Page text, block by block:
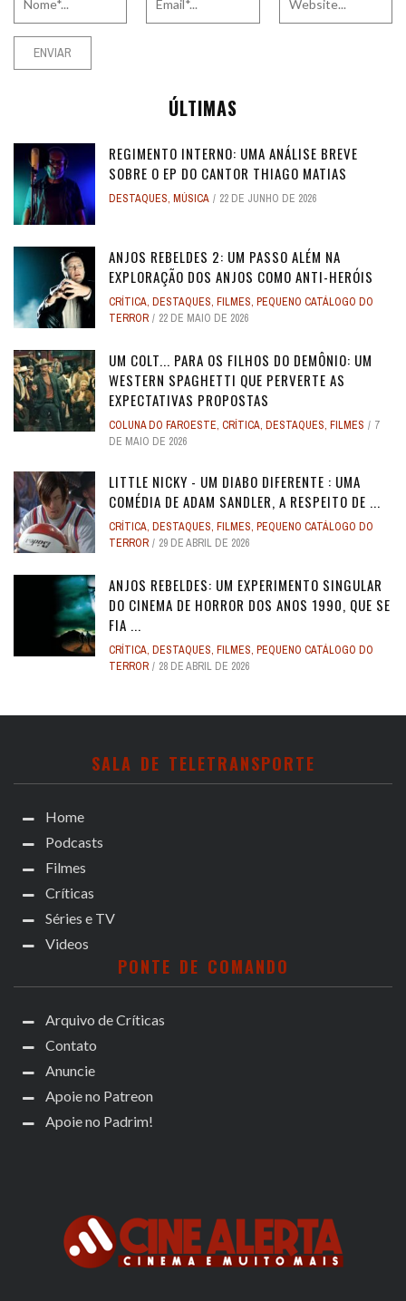
ÚLTIMAS
REGIMENTO INTERNO: UMA ANÁLISE BREVE
SOBRE O EP DO CANTOR THIAGO MATIAS
DESTAQUES, MÚSICA 22 DE JUNHO DE 2026
ANJOS REBELDES 2: UM PASSO ALÉM NA
EXPLORAÇÃO DOS ANJOS COMO ANTI-HERÓIS
CRÍTICA, DESTAQUES, FILMES, PEQUENO CATÁLOGO DO
TERROR
22 DE MAIO DE 2026
UM COLT... PARA OS FILHOS DO DEMÔNIO: UM
WESTERN SPAGHETTI QUE PERVERTE AS
EXPECTATIVAS PROPOSTAS
COLUNA DO FAROESTE, CRÍTICA, DESTAQUES, FILMES
7
DE MAIO DE 2026
LITTLE NICKY - UM DIABO DIFERENTE : UMA
COMÉDIA DE ADAM SANDLER, A RESPEITO DE ...
CRÍTICA, DESTAQUES, FILMES, PEQUENO CATÁLOGO DO
TERROR
29 DE ABRIL DE 2026
ANJOS REBELDES: UM EXPERIMENTO SINGULAR
DO CINEMA DE HORROR DOS ANOS 1990, QUE SE
FIA ...
CRÍTICA, DESTAQUES, FILMES, PEQUENO CATÁLOGO DO
TERROR
28 DE ABRIL DE 2026
SALA DE TELETRANSPORTE
Home
Podcasts
Filmes
Críticas
Séries e TV
Videos
PONTE DE COMANDO
Arquivo de Críticas
Contato
Anuncie
Apoie no Patreon
Apoie no Padrim!